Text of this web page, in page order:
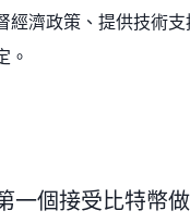
經濟政策、提供技術支
。
一個接受比特幣